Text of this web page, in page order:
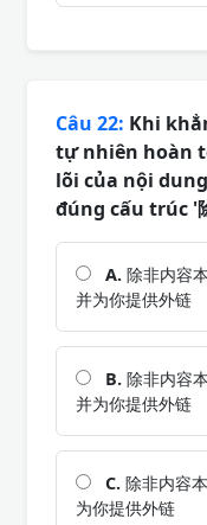
Câu 22: Khi
tự nhiên hoàn
lõi của nội
đúng cấu trúc '
A. 除非内容
并为你提供外链
B. 除非内容
并为你提供外链
C. 除非内容
为你提供外链